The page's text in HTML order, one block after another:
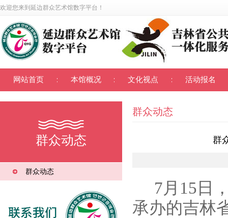
欢迎您来到 延边群众艺术馆数字平台 ！
网站首页 本馆概况 文化视点 活动报名
群众动态
群众动态
群众动态
群
7月 15 日
承办的吉林